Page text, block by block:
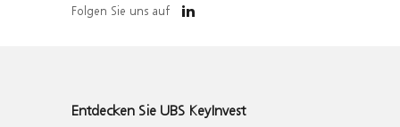
Folgen Sie uns auf
Entdecken Sie UBS KeyInvest